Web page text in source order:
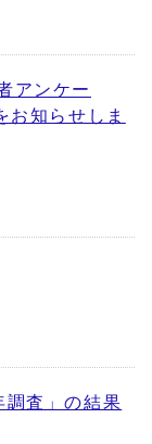
アンケー
お知らせしま
調査」の結果